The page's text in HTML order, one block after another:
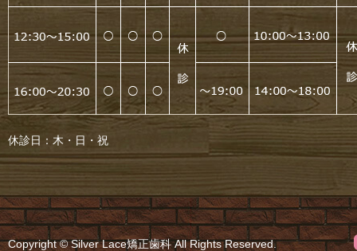
休診日：木・日・祝
Copyright © Silver Lace矯正歯科 All Rights Reserved.